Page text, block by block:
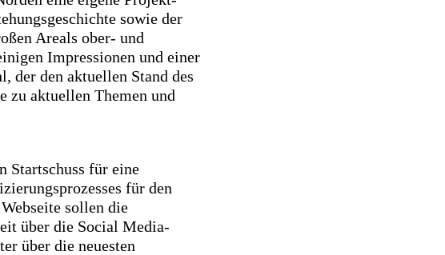
sowie der
Areals ober- und
Impressionen und einer
der den aktuellen Stand des
zu aktuellen Themen und
Startschuss für eine
für den
sollen die
über die Social Media-
über die neuesten